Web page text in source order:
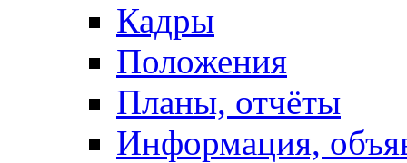
Кадры
Положения
Планы, отчёты
Информация,